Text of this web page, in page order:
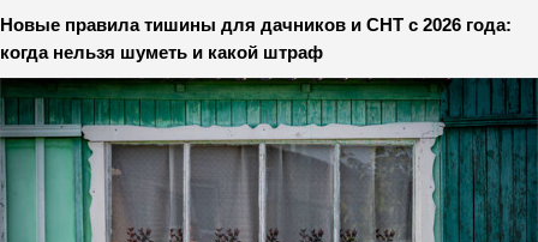
Новые правила тишины для дачников и СНТ с 2026 года:
когда нельзя шуметь и какой штраф